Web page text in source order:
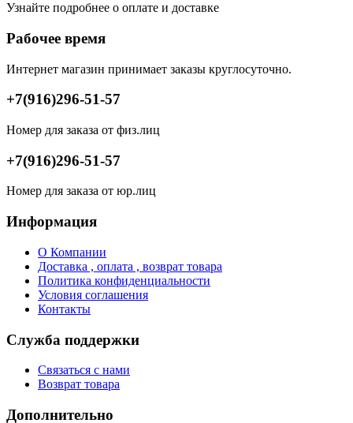
Узнайте подробнее о оплате и доставке
Рабочее время
Интернет магазин принимает заказы круглосуточно.
+7(916)296-51-57
Номер для заказа от физ.лиц
+7(916)296-51-57
Номер для заказа от юр.лиц
Информация
О Компании
Доставка , оплата , возврат товара
Политика конфиденциальности
Условия соглашения
Контакты
Служба поддержки
Связаться с нами
Возврат товара
Дополнительно